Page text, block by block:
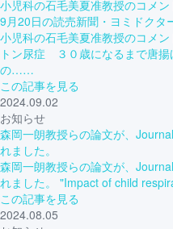
小児科の石毛美夏准教授のコメン
9月20日の読売新聞・ヨミドク
小児科の石毛美夏准教授のコメ
トン尿症 ３０歳になるまで唐
の……
この記事を見る
2024.09.02
お知らせ
森岡一朗教授らの論文が、
れました。
森岡一朗教授らの論文が、
れました。 "Impact of child
この記事を見る
2024.08.05